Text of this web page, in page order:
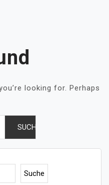
looking for. Perhaps
Suche